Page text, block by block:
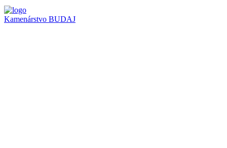
Kamenárstvo BUDAJ